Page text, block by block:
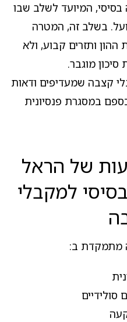
המיועד לשלב שבו
בשלב זה, המטרה
ההון ותזרים קבוע, ולא
מוגבר.
קצבה שמעדיפים ודאות
במסגרת פנסיונית
של הראל
למקבלי
מתמקדת ב: